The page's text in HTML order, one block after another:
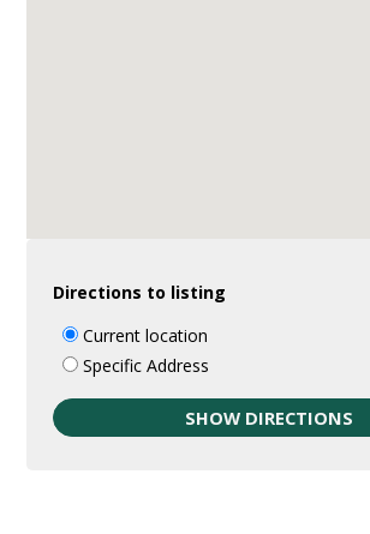
Directions to listing
Current location
Specific Address